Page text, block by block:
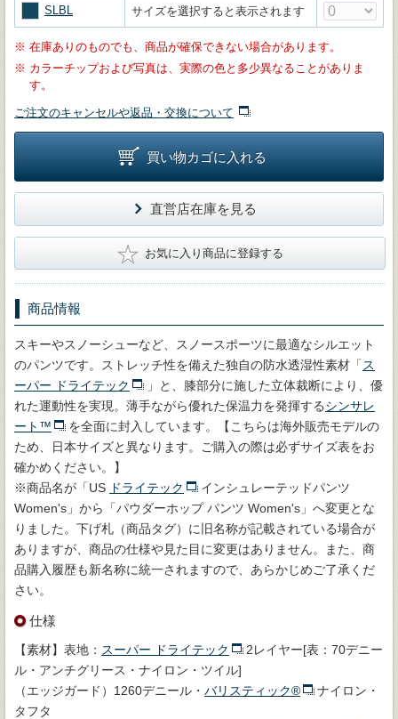
SLBL サイズを選択すると表示されます
※ 在庫ありのものでも、商品が確保できない場合があります。
※ カラーチップおよび写真は、実際の色と多少異なることがありま
す。
ご注文のキャンセルや返品・交換について
買い物カゴに入れる
直営店在庫を見る
★ お気に入り商品に登録する
商品情報
スキーやスノーシューなど、スノースポーツに最適なシルエット
のパンツです。ストレッチ性を備えた独自の防水透湿性素材「ス
ーパー ドライテック
」と、膝部分に施した立体裁断により、優
れた運動性を実現。薄手ながら優れた保温力を発揮するシンサレ
ート™
を全面に封入しています。【こちらは海外販売モデルの
ため、日本サイズと異なります。ご購入の際は必ずサイズ表をお
確かめください。】
※商品名が「US ドライテック
インシュレーテッドパンツ
Women's」から「パウダーホップ パンツ Women's」へ変更とな
りました。下げ札（商品タグ）に旧名称が記載されている場合が
ありますが、商品の仕様や見た目に変更はありません。また、商
品購入履歴も新名称に統一されますので、あらかじめご了承くだ
さい。
仕様
【素材】表地： スーパー ドライテック
2レイヤー[表：70デニー
ル・アンチグリース・ナイロン・ツイル]
（エッジガード）1260デニール・ バリスティック®
ナイロン・
タフタ